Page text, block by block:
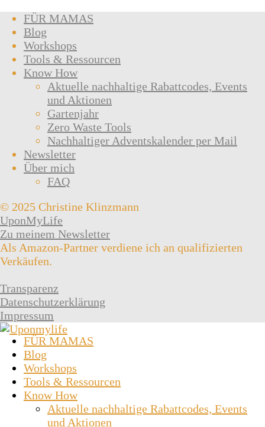
FÜR MAMAS
Blog
Workshops
Tools & Ressourcen
Know How
Aktuelle nachhaltige Rabattcodes, Events
und Aktionen
Gartenjahr
Zero Waste Tools
Nachhaltiger Adventskalender per Mail
Newsletter
Über mich
FAQ
© 2025 Christine Klinzmann
UponMyLife
Zu meinem Newsletter
Als Amazon-Partner verdiene ich an qualifizierten
Verkäufen.
Transparenz
Datenschutzerklärung
Impressum
FÜR MAMAS
Blog
Workshops
Tools & Ressourcen
Know How
Aktuelle nachhaltige Rabattcodes, Events
und Aktionen